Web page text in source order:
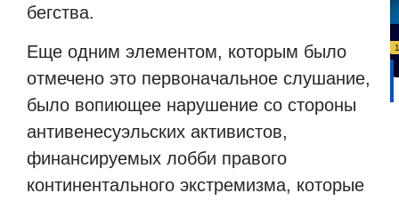
бегства.
Еще одним элементом, которым было
отмечено это первоначальное слушание,
было вопиющее нарушение со стороны
антивенесуэльских активистов,
финансируемых лобби правого
континентального экстремизма, которые